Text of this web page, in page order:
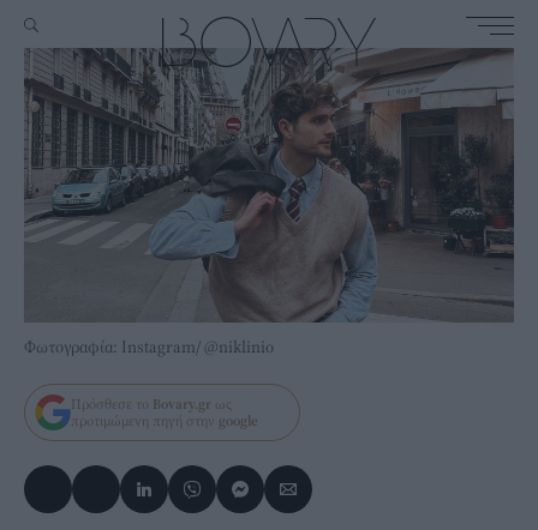
Φωτογραφία: Instagram/ @niklinio
Πρόσθεσε το Bovary.gr ως
προτιμώμενη πηγή στην google